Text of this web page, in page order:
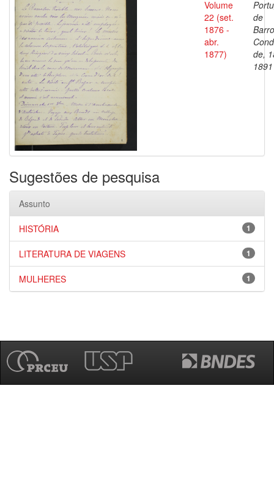
Volume
22 (set.
1876 -
abr.
1877)
de
de,
1891
Sugestões de pesquisa
Assunto
1
HISTÓRIA
1
LITERATURA DE VIAGENS
1
MULHERES